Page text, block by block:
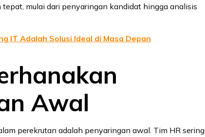
mulai dari penyaringan kandidat hingga analisis
IT Adalah Solusi Ideal di Masa Depan
Awal
perekrutan adalah penyaringan awal. Tim HR sering